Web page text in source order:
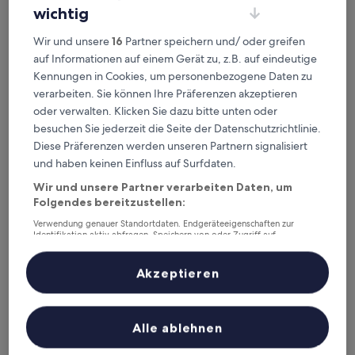
4.0-
Sterne-
Unterkunft
18,7 km von Bahnhof Bookholzberg entfernt
8.4
von
10,
Sehr
gut,
(1.016
Bewertungen)
8,4/10 Sehr gut (1.016 Bewertungen)
Der
Preis
beträgt
68 €
inkl. Steuern & Gebühren
9. Aug.–10. Aug.
Hotel Backenkoehler
Hotel Backenkoehler
3.5-
Hotel Backenkoehler
wichtig
Wir und unsere16 Partner speichern und/ oder greifen
auf Informationen auf einem Gerät zu, z.B. auf eindeutige
Kennungen in Cookies, um personenbezogene Daten zu
verarbeiten. Sie können Ihre Präferenzen akzeptieren
oder verwalten. Klicken Sie dazu bitte unten oder
besuchen Sie jederzeit die Seite der Datenschutzrichtlinie.
Diese Präferenzen werden unseren Partnern signalisiert
und haben keinen Einfluss auf Surfdaten.
Wir und unsere Partner verarbeiten Daten, um
Folgendes bereitzustellen:
Verwendung genauer Standortdaten. Endgeräteeigenschaften zur
Identifikation aktiv abfragen. Speichern von oder Zugriff auf
Inhalte, Messung von Werbeleistung und der Performance von Inhalten,
Zielgruppenforschung sowie Entwicklung und Verbesserung von
Liste der Partner (Lieferanten)
Alle ablehnen
Akzeptieren